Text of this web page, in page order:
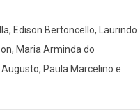
Edison Bertoncello, Laurindo
Maria Arminda do
Paula Marcelino e